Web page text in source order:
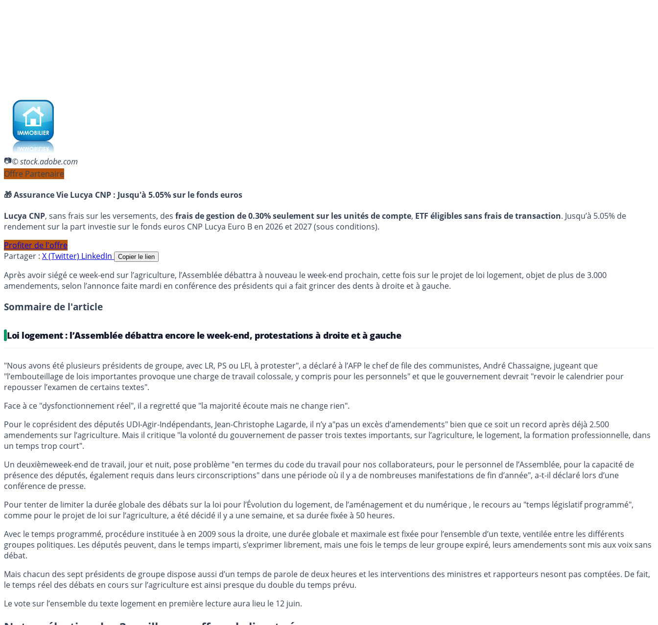
© stock.adobe.com
Offre Partenaire
🎁 Assurance Vie Lucya CNP : Jusqu'à 5.05% sur le fonds euros
Lucya CNP, sans frais sur les versements, des frais de gestion de 0.30% seulement sur les unités de compte, ETF éligibles sans frais de transaction. Jusqu’à 5.05% de
rendement sur la part investie sur le fonds euros CNP Lucya Euro B en 2026 et 2027 (sous conditions).
Profiter de l'offre
Partager : X (Twitter) LinkedIn Copier le lien
Après avoir siégé ce week-end sur l’agriculture, l’Assemblée débattra à nouveau le week-end prochain, cette fois sur le projet de loi logement, objet de plus de 3.000
amendements, selon l’annonce faite mardi en conférence des présidents qui a fait grincer des dents à droite et à gauche.
Sommaire de l'article
Loi logement : l’Assemblée débattra encore le week-end, protestations à droite et à gauche
"Nous avons été plusieurs présidents de groupe, avec LR, PS ou LFI, à protester", a déclaré à l’AFP le chef de file des communistes, André Chassaigne, jugeant que
"l’embouteillage de lois importantes provoque une charge de travail colossale, y compris pour les personnels" et que le gouvernement devrait "revoir le calendrier pour
repousser l’examen de certains textes".
Face à ce "dysfonctionnement réel", il a regretté que "la majorité écoute mais ne change rien".
Pour le coprésident des députés UDI-Agir-Indépendants, Jean-Christophe Lagarde, il n’y a"pas un excès d’amendements" bien que ce soit un record après déjà 2.500
amendements sur l’agriculture. Mais il critique "la volonté du gouvernement de passer trois textes importants, sur l’agriculture, le logement, la formation professionnelle, dans
un temps trop court".
Un deuxièmeweek-end de travail, jour et nuit, pose problème "en termes du code du travail pour nos collaborateurs, pour le personnel de l’Assemblée, pour la capacité de
présence des députés, également requis dans leurs circonscriptions" dans une période où il y a de nombreuses manifestations de fin d’année", a-t-il déclaré lors d’une
conférence de presse.
Pour tenter de limiter la durée globale des débats sur la loi pour l’Évolution du logement, de l’aménagement et du numérique , le recours au "temps législatif programmé",
comme pour le projet de loi sur l’agriculture, a été décidé il y a une semaine, et sa durée fixée à 50 heures.
Avec le temps programmé, procédure instituée à en 2009 sous la droite, une durée globale et maximale est fixée pour l’ensemble d’un texte, ventilée entre les différents
groupes politiques. Les députés peuvent, dans le temps imparti, s’exprimer librement, mais une fois le temps de leur groupe expiré, leurs amendements sont mis aux voix sans
débat.
Mais chacun des sept présidents de groupe dispose aussi d’un temps de parole de deux heures et les interventions des ministres et rapporteurs nesont pas comptées. De fait,
le temps réel des débats en cours sur l’agriculture est ainsi presque du double du temps prévu.
Le vote sur l’ensemble du texte logement en première lecture aura lieu le 12 juin.